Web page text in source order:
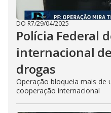
DO R7/29/04/2025
Polícia Federal
internacional
drogas
Operação bloqueia mais de
cooperação internacional